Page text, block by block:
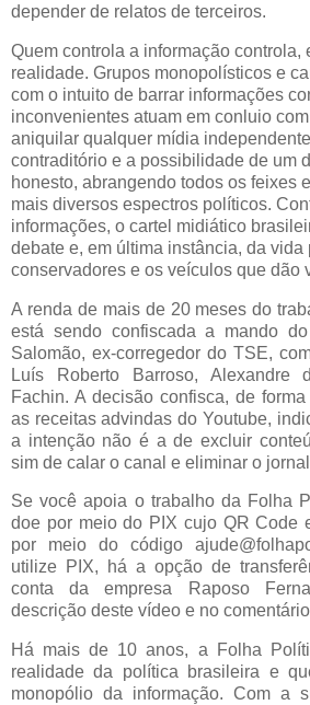
depender de relatos de terceiros.
Quem controla a informação controla,
realidade. Grupos monopolísticos e
com o intuito de barrar informações
inconvenientes atuam em conluio
aniquilar qualquer mídia
contraditório e a possibilidade de um
honesto, abrangendo todos os feixes
mais diversos espectros políticos.
informações, o cartel midiático
debate e, em última instância, da vida
conservadores e os veículos que dão
A renda de mais de 20 meses do
está sendo confiscada a mando
Salomão, ex-corregedor do TSE,
Luís Roberto Barroso, Alexandre
Fachin. A decisão confisca, de
as receitas advindas do Youtube,
a intenção não é a de excluir
sim de calar o canal e eliminar o
Se você apoia o trabalho da Folha
doe por meio do PIX cujo QR Code
por meio do código
utilize PIX, há a opção de
conta da empresa Raposo
descrição deste vídeo e no
Há mais de 10 anos, a Folha
realidade da política brasileira e
monopólio da informação. Com a